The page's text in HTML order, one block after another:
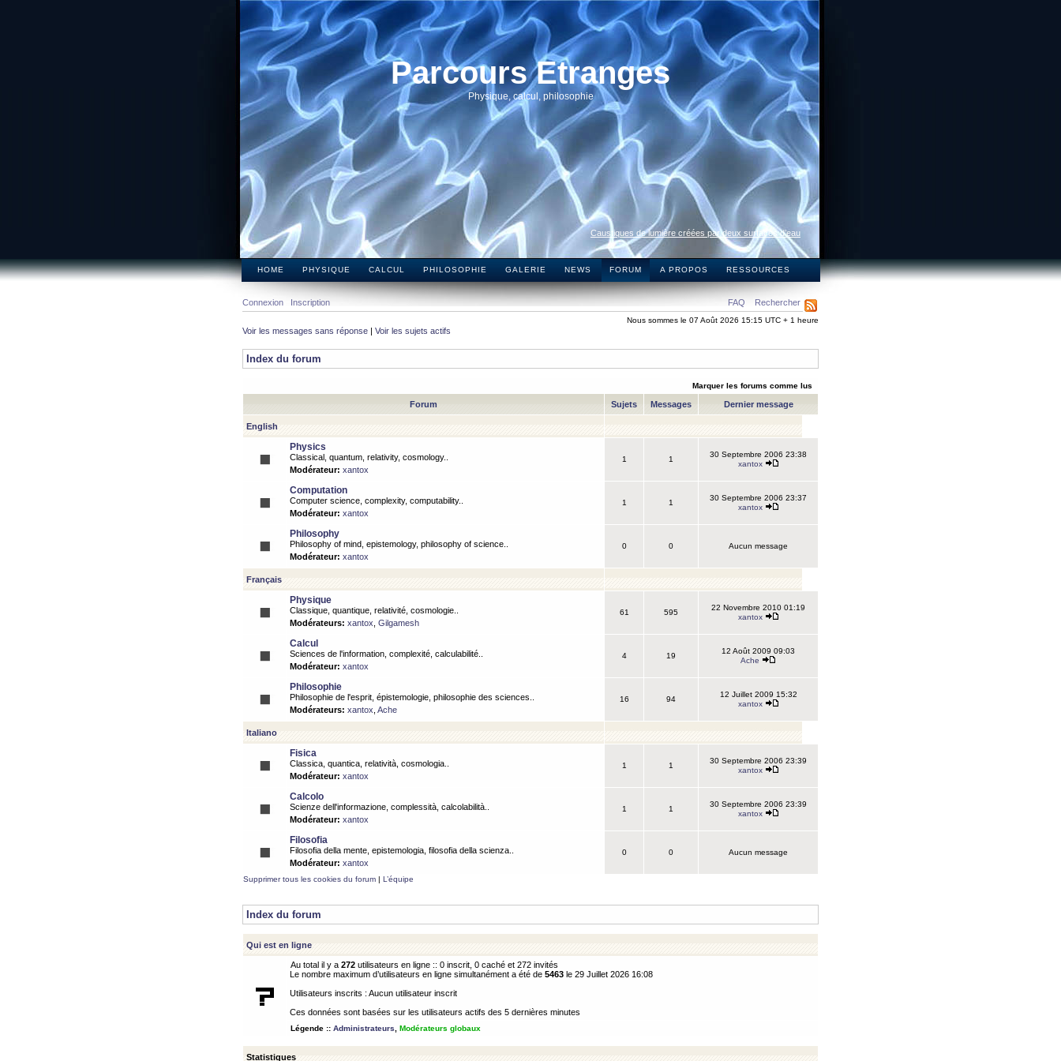
Parcours Etranges
Physique, calcul, philosophie
Caustiques de lumière créées par deux surfaces d’eau
HOME PHYSIQUE CALCUL PHILOSOPHIE GALERIE NEWS FORUM A PROPOS RESSOURCES
FAQ Rechercher
Connexion Inscription
Nous sommes le 07 Août 2026 15:15 UTC + 1 heure
Voir les messages sans réponse | Voir les sujets actifs
Index du forum
Marquer les forums comme lus
Forum Sujets Messages Dernier message
English
Physics
Classical, quantum, relativity, cosmology..
Modérateur: xantox
1 1
30 Septembre 2006 23:38
xantox
Computation
Computer science, complexity, computability..
Modérateur: xantox
1 1
30 Septembre 2006 23:37
xantox
Philosophy
Philosophy of mind, epistemology, philosophy of science..
Modérateur: xantox
0 0 Aucun message
Français
Physique
Classique, quantique, relativité, cosmologie..
Modérateurs: xantox Gilgamesh
61 595
22 Novembre 2010 01:19
xantox
Calcul
Sciences de l'information, complexité, calculabilité..
Modérateur: xantox
4 19
12 Août 2009 09:03
Ache
Philosophie
Philosophie de l'esprit, épistemologie, philosophie des sciences..
Modérateurs: xantox Ache
16 94
12 Juillet 2009 15:32
xantox
Italiano
Fisica
Classica, quantica, relatività, cosmologia..
Modérateur: xantox
1 1
30 Septembre 2006 23:39
xantox
Calcolo
Scienze dell'informazione, complessità, calcolabilità..
Modérateur: xantox
1 1
30 Septembre 2006 23:39
xantox
Filosofia
Filosofia della mente, epistemologia, filosofia della scienza..
Modérateur: xantox
0 0 Aucun message
Supprimer tous les cookies du forum | L’équipe
Index du forum
Qui est en ligne
Au total il y a 272 utilisateurs en ligne :: 0 inscrit, 0 caché et 272 invités
Le nombre maximum d’utilisateurs en ligne simultanément a été de 5463 le 29 Juillet 2026 16:08
Utilisateurs inscrits : Aucun utilisateur inscrit
Ces données sont basées sur les utilisateurs actifs des 5 dernières minutes
Légende :: Administrateurs Modérateurs globaux
Statistiques